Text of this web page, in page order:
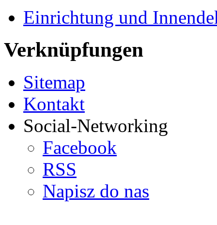
Einrichtung und
Verknüpfungen
Sitemap
Kontakt
Social-Networking
Facebook
RSS
Napisz do nas